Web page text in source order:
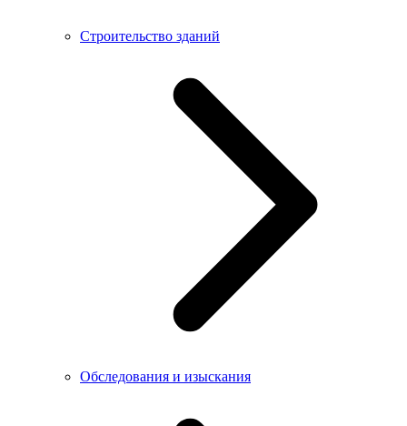
Строительство зданий
Обследования и изыскания